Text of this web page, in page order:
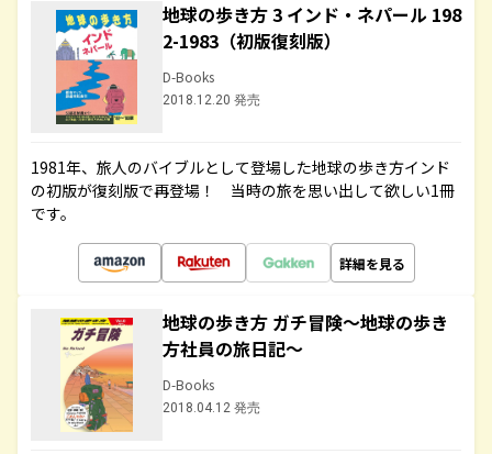
地球の歩き方 3 インド・ネパール 198
2-1983（初版復刻版）
D-Books
2018.12.20 発売
1981年、旅人のバイブルとして登場した地球の歩き方インド
の初版が復刻版で再登場！ 当時の旅を思い出して欲しい1冊
です。
詳細を見る
地球の歩き方 ガチ冒険～地球の歩き
方社員の旅日記～
D-Books
2018.04.12 発売